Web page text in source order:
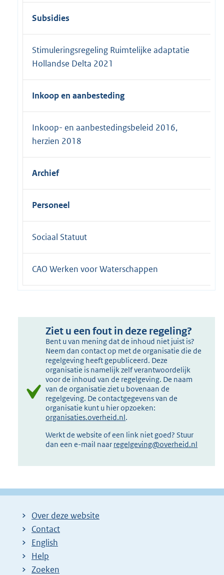
Subsidies
Stimuleringsregeling Ruimtelijke adaptatie
Hollandse Delta 2021
Inkoop en aanbesteding
Inkoop- en aanbestedingsbeleid 2016,
herzien 2018
Archief
Personeel
Sociaal Statuut
CAO Werken voor Waterschappen
Ziet u een fout in deze regeling?
Bent u van mening dat de inhoud niet juist is?
Neem dan contact op met de organisatie die de
regelgeving heeft gepubliceerd. Deze
organisatie is namelijk zelf verantwoordelijk
voor de inhoud van de regelgeving. De naam
van de organisatie ziet u bovenaan de
regelgeving. De contactgegevens van de
organisatie kunt u hier opzoeken:
organisaties.overheid.nl.
Werkt de website of een link niet goed? Stuur
dan een e-mail naar regelgeving@overheid.nl
Over deze website
Contact
English
Help
Zoeken